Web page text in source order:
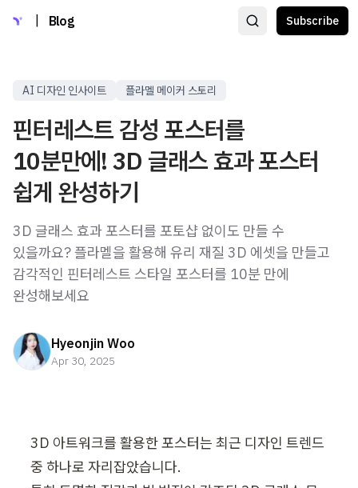
Blog Subscribe
AI 디자인 인사이트 플라멜 메이커 스토리
핀터레스트 감성 포스터를
10분만에! 3D 글래스 효과 포스터
쉽게 완성하기
3D 글래스 효과 포스터를 포토샵 없이도 만들 수
있을까요? 플라멜을 활용해 유리 재질 3D 에셋을 만들고
감각적인 핀터레스트 스타일 포스터를 10분 만에
완성해보세요
Hyeonjin Woo
Apr 30, 2025
3D 아트워크를 활용한 포스터는 최근 디자인 트렌드
중 하나로 자리잡았습니다.